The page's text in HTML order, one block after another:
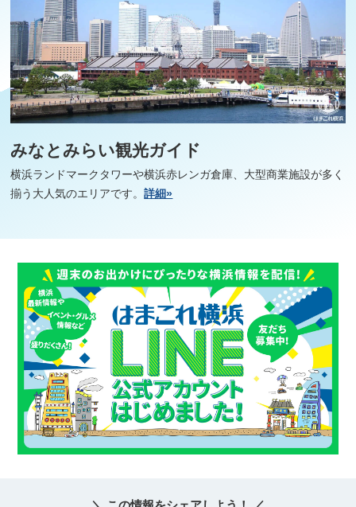
みなとみらい観光ガイド
横浜ランドマークタワーや横浜赤レンガ倉庫、大型商業施設が多く
揃う大人気のエリアです。詳細»